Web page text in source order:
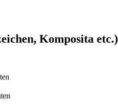
Komposita etc.)